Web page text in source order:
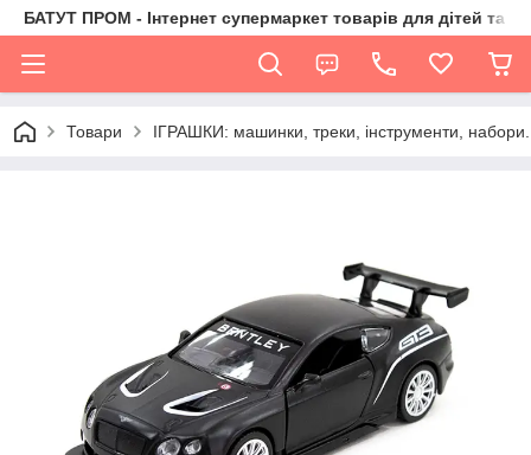
БАТУТ ПРОМ - Інтернет супермаркет товарів для дітей та їх
Товари ІГРАШКИ: машинки, треки, інструменти, набори.